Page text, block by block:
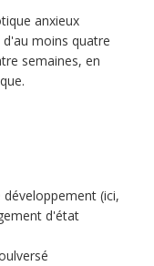
anxieux
moins quatre
semaines, en
(ici,
d'état